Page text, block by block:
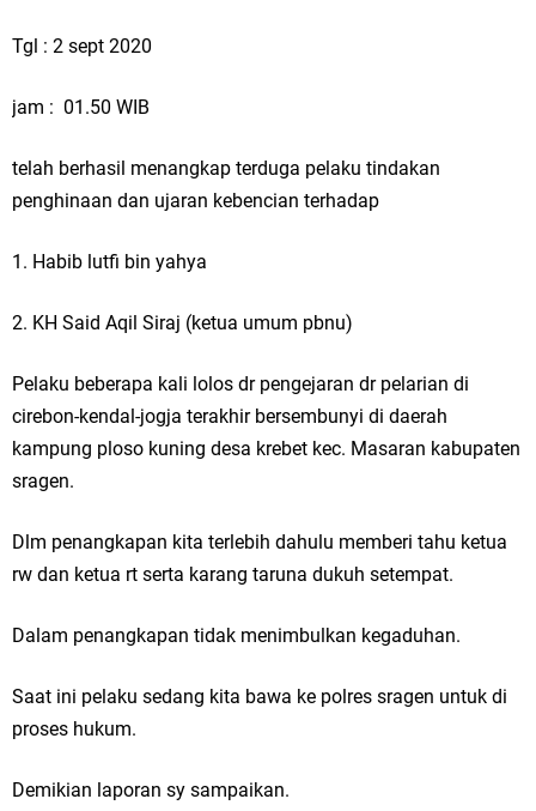
Tgl : 2 sept 2020
jam : 01.50 WIB
telah berhasil menangkap terduga pelaku tindakan
penghinaan dan ujaran kebencian terhadap
1. Habib lutfi bin yahya
2. KH Said Aqil Siraj (ketua umum pbnu)
Pelaku beberapa kali lolos dr pengejaran dr pelarian di
cirebon-kendal-jogja terakhir bersembunyi di daerah
kampung ploso kuning desa krebet kec. Masaran kabupaten
sragen.
Dlm penangkapan kita terlebih dahulu memberi tahu ketua
rw dan ketua rt serta karang taruna dukuh setempat.
Dalam penangkapan tidak menimbulkan kegaduhan.
Saat ini pelaku sedang kita bawa ke polres sragen untuk di
proses hukum.
Demikian laporan sy sampaikan.